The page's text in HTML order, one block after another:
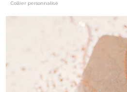
Collier personnalisé